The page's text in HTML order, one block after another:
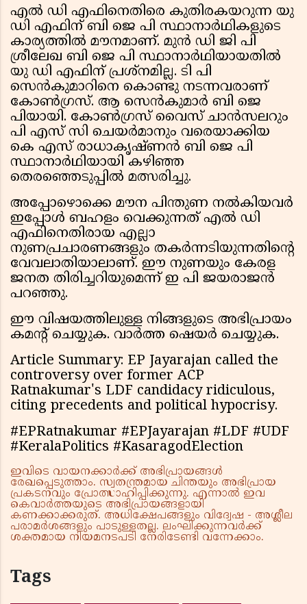
എൽ ഡി എഫിനെതിരെ കുതിരകയറുന്ന യു
ഡി എഫിന് ബി ജെ പി സ്ഥാനാർഥികളുടെ
കാര്യത്തിൽ മൗനമാണ്. മുൻ ഡി ജി പി
ശ്രീലേഖ ബി ജെ പി സ്ഥാനാർഥിയായതിൽ
യു ഡി എഫിന് പ്രശ്നമില്ല. ടി പി
സെൻകുമാറിനെ കൊണ്ടു നടന്നവരാണ്
കോൺഗ്രസ്. ആ സെൻകുമാർ ബി ജെ
പിയായി. കോൺഗ്രസ് വൈസ് ചാൻസലറും
പി എസ് സി ചെയർമാനും വരെയാക്കിയ
കെ എസ് രാധാകൃഷ്ണൻ ബി ജെ പി
സ്ഥാനാർഥിയായി കഴിഞ്ഞ
തെരഞ്ഞെടുപ്പിൽ മത്സരിച്ചു.
അപ്പോഴൊക്കെ മൗന പിന്തുണ നൽകിയവർ
ഇപ്പോൾ ബഹളം വെക്കുന്നത് എൽ ഡി
എഫിനെതിരായ എല്ലാ
നുണപ്രചാരണങ്ങളും തകർന്നടിയുന്നതിന്റെ
വേവലാതിയാലാണ്. ഈ നുണയും കേരള
ജനത തിരിച്ചറിയുമെന്ന് ഇ പി ജയരാജൻ
പറഞ്ഞു.
ഈ വിഷയത്തിലുള്ള നിങ്ങളുടെ അഭിപ്രായം
കമൻ്റ് ചെയ്യുക. വാർത്ത ഷെയർ ചെയ്യുക.
Article Summary: EP Jayarajan called the
controversy over former ACP
Ratnakumar's LDF candidacy ridiculous,
citing precedents and political hypocrisy.
#EPRatnakumar #EPJayarajan #LDF #UDF
#KeralaPolitics #KasaragodElection
ഇവിടെ വായനക്കാർക്ക് അഭിപ്രായങ്ങൾ
രേഖപ്പെടുത്താം. സ്വതന്ത്രമായ ചിന്തയും അഭിപ്രായ
പ്രകടനവും പ്രോത്സാഹിപ്പിക്കുന്നു. എന്നാൽ ഇവ
കെവാർത്തയുടെ അഭിപ്രായങ്ങളായി
കണക്കാക്കരുത്. അധിക്ഷേപങ്ങളും വിദ്വേഷ - അശ്ലീല
പരാമർശങ്ങളും പാടുള്ളതല്ല. ലംഘിക്കുന്നവർക്ക്
ശക്തമായ നിയമനടപടി നേരിടേണ്ടി വന്നേക്കാം.
Tags